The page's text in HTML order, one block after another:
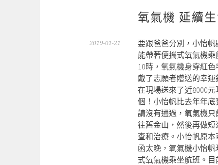
氧氣機 延續
2019-01-21
要跟爸爸分別，小怡
能帶著便攜式氧氣機
10時，氧氣機身穿紅
戴了志願者贈送的幸
在現場送來了近8000
個！小怡帆比去年年
請沒有通過，氧氣機
往舊金山，然後再做
查和治療。小怡帆原
函太晚，氧氣機小怡
式氧氣機乘坐航班。